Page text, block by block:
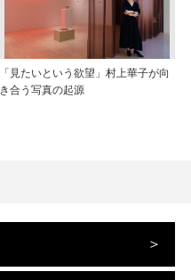
「見たいという欲望」村上華子が向
き合う写真の起源